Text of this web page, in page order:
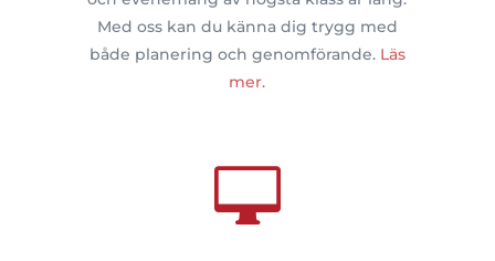
Med oss kan du känna dig trygg med
både planering och genomförande. Läs
mer.
